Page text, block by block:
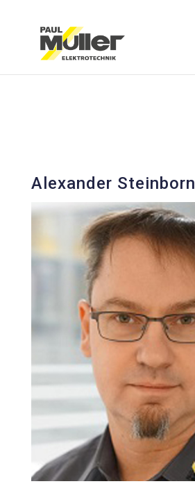
Alexander Steinborn